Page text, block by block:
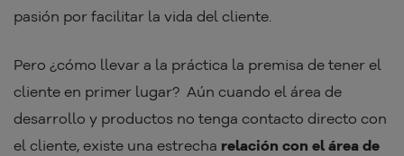
pasión por facilitar la vida del cliente.
Pero ¿cómo llevar a la práctica la premisa de tener el
cliente en primer lugar? Aún cuando el área de
desarrollo y productos no tenga contacto directo con
el cliente, existe una estrecha relación con el área de